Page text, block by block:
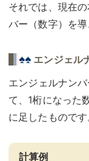
それでは、現在
バー（数字）を導
♠♠ エンジェ
エンジェルナン
て、1桁になった
に足したものです
計算例